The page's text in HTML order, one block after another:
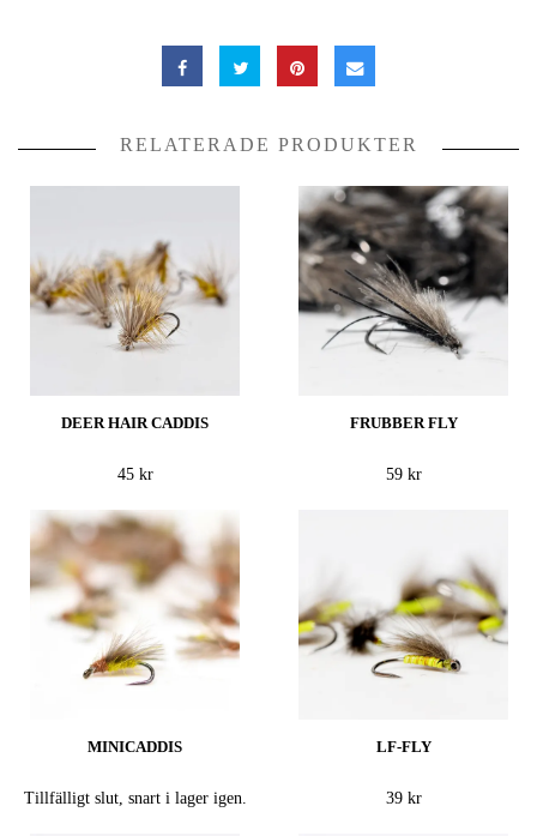
RELATERADE PRODUKTER
DEER HAIR CADDIS
45 kr
FRUBBER FLY
59 kr
MINICADDIS
Tillfälligt slut, snart i lager igen.
LF-FLY
39 kr